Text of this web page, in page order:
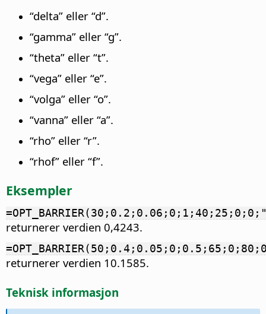
“delta” eller “d”.
“gamma” eller “g”.
“theta” eller “t”.
“vega” eller “e”.
“volga” eller “o”.
“vanna” eller “a”.
“rho” eller “r”.
“rhof” eller “f”.
Eksempler
returnerer verdien 0,4243.
returnerer verdien 10.1585.
Teknisk informasjon